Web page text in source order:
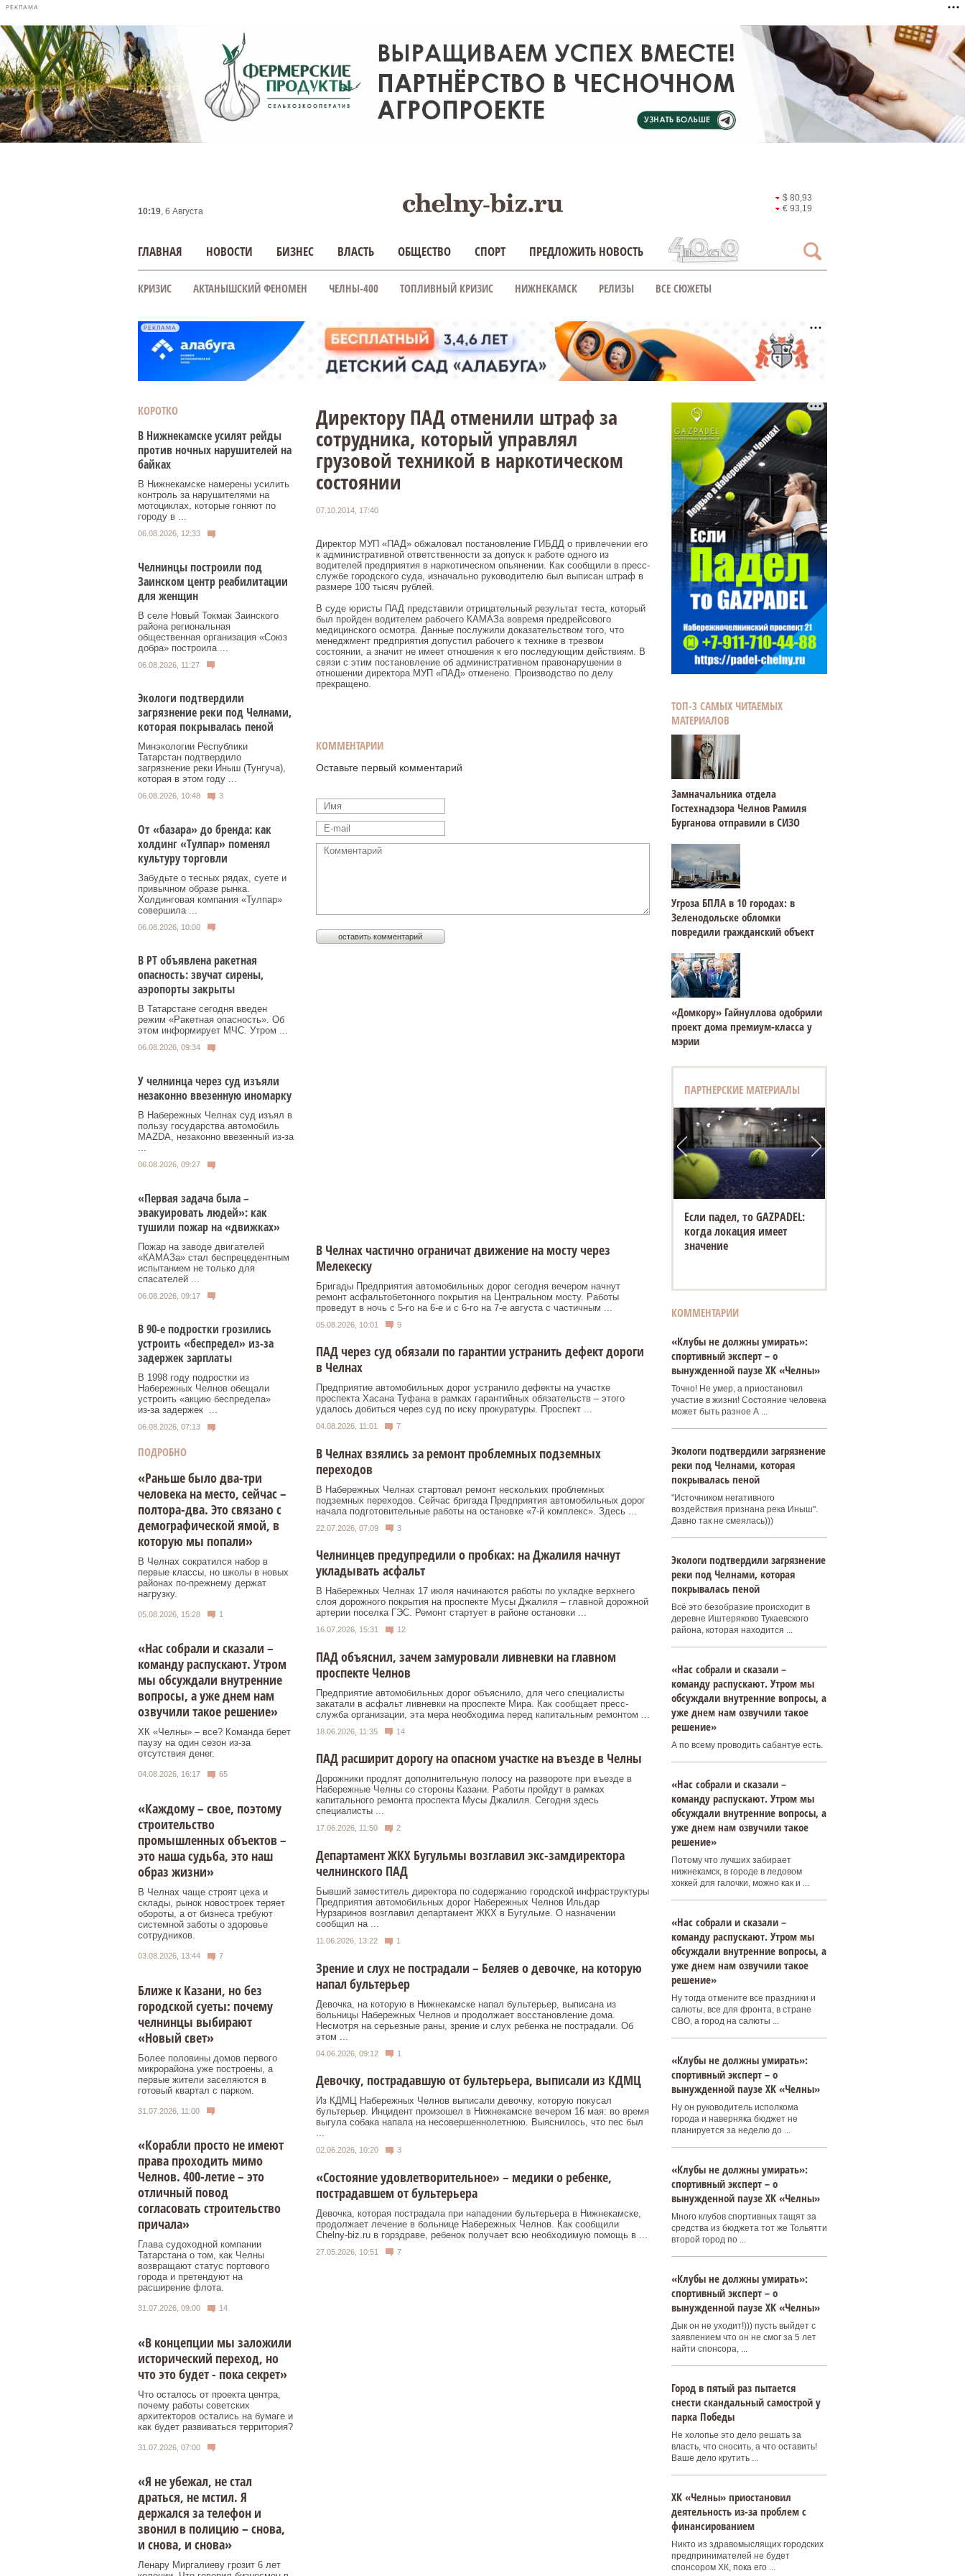
РЕКЛАМА
10:19, 6 Августа
$ 80,93
€ 93,19
ГЛАВНАЯ НОВОСТИ БИЗНЕС ВЛАСТЬ ОБЩЕСТВО СПОРТ ПРЕДЛОЖИТЬ НОВОСТЬ
КРИЗИС АКТАНЫШСКИЙ ФЕНОМЕН ЧЕЛНЫ-400 ТОПЛИВНЫЙ КРИЗИС НИЖНЕКАМСК РЕЛИЗЫ ВСЕ СЮЖЕТЫ
РЕКЛАМА
КОРОТКО
В Нижнекамске усилят рейды
против ночных нарушителей на
байках
В Нижнекамске намерены усилить
контроль за нарушителями на
мотоциклах, которые гоняют по
городу в ...
06.08.2026, 12:33
Челнинцы построили под
Заинском центр реабилитации
для женщин
В селе Новый Токмак Заинского
района региональная
общественная организация «Союз
добра» построила ...
06.08.2026, 11:27
Экологи подтвердили
загрязнение реки под Челнами,
которая покрывалась пеной
Минэкологии Республики
Татарстан подтвердило
загрязнение реки Иныш (Тунгуча),
которая в этом году ...
06.08.2026, 10:48 3
От «базара» до бренда: как
холдинг «Тулпар» поменял
культуру торговли
Забудьте о тесных рядах, суете и
привычном образе рынка.
Холдинговая компания «Тулпар»
совершила ...
06.08.2026, 10:00
В РТ объявлена ракетная
опасность: звучат сирены,
аэропорты закрыты
В Татарстане сегодня введен
режим «Ракетная опасность». Об
этом информирует МЧС. Утром ...
06.08.2026, 09:34
У челнинца через суд изъяли
незаконно ввезенную иномарку
В Набережных Челнах суд изъял в
пользу государства автомобиль
MAZDA, незаконно ввезенный из‑за
06.08.2026, 09:27
«Первая задача была –
эвакуировать людей»: как
тушили пожар на «движках»
Пожар на заводе двигателей
«КАМАЗа» стал беспрецедентным
испытанием не только для
спасателей ...
06.08.2026, 09:17
В 90-е подростки грозились
устроить «беспредел» из-за
задержек зарплаты
В 1998 году подростки из
Набережных Челнов обещали
устроить «акцию беспредела»
из‑за задержек ...
06.08.2026, 07:13
ПОДРОБНО
«Раньше было два-три
человека на место, сейчас –
полтора-два. Это связано с
демографической ямой, в
которую мы попали»
В Челнах сократился набор в
первые классы, но школы в новых
районах по-прежнему держат
нагрузку.
05.08.2026, 15:28 1
«Нас собрали и сказали –
команду распускают. Утром
мы обсуждали внутренние
вопросы, а уже днем нам
озвучили такое решение»
ХК «Челны» – все? Команда берет
паузу на один сезон из-за
отсутствия денег.
04.08.2026, 16:17 65
«Каждому – свое, поэтому
строительство
промышленных объектов –
это наша судьба, это наш
образ жизни»
В Челнах чаще строят цеха и
склады, рынок новостроек теряет
обороты, а от бизнеса требуют
системной заботы о здоровье
сотрудников.
03.08.2026, 13:44 7
Ближе к Казани, но без
городской суеты: почему
челнинцы выбирают
«Новый свет»
Более половины домов первого
микрорайона уже построены, а
первые жители заселяются в
готовый квартал с парком.
31.07.2026, 11:00
«Корабли просто не имеют
права проходить мимо
Челнов. 400-летие – это
отличный повод
согласовать строительство
причала»
Глава судоходной компании
Татарстана о том, как Челны
возвращают статус портового
города и претендуют на
расширение флота.
31.07.2026, 09:00 14
«В концепции мы заложили
исторический переход, но
что это будет - пока секрет»
Что осталось от проекта центра,
почему работы советских
архитекторов остались на бумаге и
как будет развиваться территория?
31.07.2026, 07:00
«Я не убежал, не стал
драться, не мстил. Я
держался за телефон и
звонил в полицию – снова,
и снова, и снова»
Ленару Миргалиеву грозит 6 лет
Директору ПАД отменили штраф за
сотрудника, который управлял
грузовой техникой в наркотическом
состоянии
07.10.2014, 17:40
Директор МУП «ПАД» обжаловал постановление ГИБДД о привлечении его
к административной ответственности за допуск к работе одного из
водителей предприятия в наркотическом опьянении. Как сообщили в пресс-
службе городского суда, изначально руководителю был выписан штраф в
размере 100 тысяч рублей.
В суде юристы ПАД представили отрицательный результат теста, который
был пройден водителем рабочего КАМАЗа вовремя предрейсового
медицинского осмотра. Данные послужили доказательством того, что
менеджмент предприятия допустил рабочего к технике в трезвом
состоянии, а значит не имеет отношения к его последующим действиям. В
связи с этим постановление об административном правонарушении в
отношении директора МУП «ПАД» отменено. Производство по делу
прекращено.
КОММЕНТАРИИ
Оставьте первый комментарий
В Челнах частично ограничат движение на мосту через
Мелекеску
Бригады Предприятия автомобильных дорог сегодня вечером начнут
ремонт асфальтобетонного покрытия на Центральном мосту. Работы
проведут в ночь с 5-го на 6-е и с 6-го на 7-е августа с частичным ...
05.08.2026, 10:01 9
ПАД через суд обязали по гарантии устранить дефект дороги
в Челнах
Предприятие автомобильных дорог устранило дефекты на участке
проспекта Хасана Туфана в рамках гарантийных обязательств – этого
удалось добиться через суд по иску прокуратуры. Проспект ...
04.08.2026, 11:01 7
В Челнах взялись за ремонт проблемных подземных
переходов
В Набережных Челнах стартовал ремонт нескольких проблемных
подземных переходов. Сейчас бригада Предприятия автомобильных дорог
начала подготовительные работы на остановке «7‑й комплекс». Здесь ...
22.07.2026, 07:09 3
Челнинцев предупредили о пробках: на Джалиля начнут
укладывать асфальт
В Набережных Челнах 17 июля начинаются работы по укладке верхнего
слоя дорожного покрытия на проспекте Мусы Джалиля – главной дорожной
артерии поселка ГЭС. Ремонт стартует в районе остановки ...
16.07.2026, 15:31 12
ПАД объяснил, зачем замуровали ливневки на главном
проспекте Челнов
Предприятие автомобильных дорог объяснило, для чего специалисты
закатали в асфальт ливневки на проспекте Мира. Как сообщает пресс-
служба организации, эта мера необходима перед капитальным ремонтом ...
18.06.2026, 11:35 14
ПАД расширит дорогу на опасном участке на въезде в Челны
Дорожники продлят дополнительную полосу на развороте при въезде в
Набережные Челны со стороны Казани. Работы пройдут в рамках
капитального ремонта проспекта Мусы Джалиля. Сегодня здесь
специалисты ...
17.06.2026, 11:50 2
Департамент ЖКХ Бугульмы возглавил экс-замдиректора
челнинского ПАД
Бывший заместитель директора по содержанию городской инфраструктуры
Предприятия автомобильных дорог Набережных Челнов Ильдар
Нурзаринов возглавил департамент ЖКХ в Бугульме. О назначении
сообщил на ...
11.06.2026, 13:22 1
Зрение и слух не пострадали – Беляев о девочке, на которую
напал бультерьер
Девочка, на которую в Нижнекамске напал бультерьер, выписана из
больницы Набережных Челнов и продолжает восстановление дома.
Несмотря на серьезные раны, зрение и слух ребенка не пострадали. Об
этом ...
04.06.2026, 09:12 1
Девочку, пострадавшую от бультерьера, выписали из КДМЦ
Из КДМЦ Набережных Челнов выписали девочку, которую покусал
бультерьер. Инцидент произошел в Нижнекамске вечером 16 мая: во время
выгула собака напала на несовершеннолетнюю. Выяснилось, что пес был
...
02.06.2026, 10:20 3
«Состояние удовлетворительное» – медики о ребенке,
пострадавшем от бультерьера
Девочка, которая пострадала при нападении бультерьера в Нижнекамске,
продолжает лечение в больнице Набережных Челнов. Как сообщили
Chelny-biz.ru в горздраве, ребенок получает всю необходимую помощь в ...
27.05.2026, 10:51 7
ТОП-3 САМЫХ ЧИТАЕМЫХ
МАТЕРИАЛОВ
Замначальника отдела
Гостехнадзора Челнов Рамиля
Бурганова отправили в СИЗО
Угроза БПЛА в 10 городах: в
Зеленодольске обломки
повредили гражданский объект
«Домкору» Гайнуллова одобрили
проект дома премиум-класса у
мэрии
ПАРТНЕРСКИЕ МАТЕРИАЛЫ
Если падел, то GAZPADEL:
когда локация имеет
значение
КОММЕНТАРИИ
«Клубы не должны умирать»:
спортивный эксперт – о
вынужденной паузе ХК «Челны»
Точно! Не умер, а приостановил
участие в жизни! Состояние человека
может быть разное А ...
Экологи подтвердили загрязнение
реки под Челнами, которая
покрывалась пеной
"Источником негативного
воздействия признана река Иныш".
Давно так не смеялась)))
Экологи подтвердили загрязнение
реки под Челнами, которая
покрывалась пеной
Всё это безобразие происходит в
деревне Иштеряково Тукаевского
района, которая находится ...
«Нас собрали и сказали –
команду распускают. Утром мы
обсуждали внутренние вопросы, а
уже днем нам озвучили такое
решение»
А по всему проводить сабантуе есть.
«Нас собрали и сказали –
команду распускают. Утром мы
обсуждали внутренние вопросы, а
уже днем нам озвучили такое
решение»
Потому что лучших забирает
нижнекамск, в городе в ледовом
хоккей для галочки, можно как и ...
«Нас собрали и сказали –
команду распускают. Утром мы
обсуждали внутренние вопросы, а
уже днем нам озвучили такое
решение»
Ну тогда отмените все праздники и
салюты, все для фронта, в стране
СВО, а город на салюты ...
«Клубы не должны умирать»:
спортивный эксперт – о
вынужденной паузе ХК «Челны»
Ну он руководитель исполкома
города и наверняка бюджет не
планируется за неделю до ...
«Клубы не должны умирать»:
спортивный эксперт – о
вынужденной паузе ХК «Челны»
Много клубов спортивных тащят за
средства из бюджета тот же Тольятти
второй город по ...
«Клубы не должны умирать»:
спортивный эксперт – о
вынужденной паузе ХК «Челны»
Дык он не уходит!))) пусть выйдет с
заявлением что он не смог за 5 лет
найти спонсора, ...
Город в пятый раз пытается
снести скандальный самострой у
парка Победы
Не холопье это дело решать за
власть, что сносить, а что оставить!
Ваше дело крутить ...
ХК «Челны» приостановил
деятельность из-за проблем с
финансированием
Никто из здравомыслящих городских
предпринимателей не будет
спонсором ХК, пока его ...